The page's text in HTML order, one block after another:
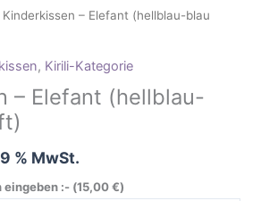
Kinderkissen – Elefant (hellblau-blau
, Kirili-Kategorie
– Elefant (hellblau-
% MwSt.
eingeben :- (15,00€)